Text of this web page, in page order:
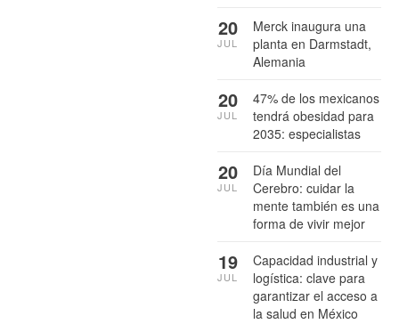
Merck inaugura una
planta en Darmstadt,
Alemania
20
JUL
47% de los mexicanos
tendrá obesidad para
2035: especialistas
20
JUL
Día Mundial del
Cerebro: cuidar la
mente también es una
forma de vivir mejor
20
JUL
Capacidad industrial y
logística: clave para
garantizar el acceso a
la salud en México
19
JUL